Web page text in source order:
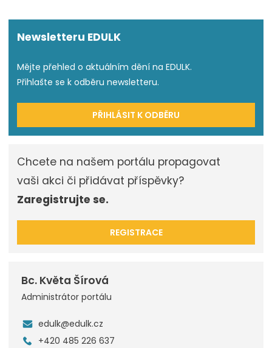
Newsletteru EDULK
Mějte přehled o aktuálním dění na EDULK.
Přihlašte se k odběru newsletteru.
PŘIHLÁSIT K ODBĚRU
Chcete na našem portálu propagovat
vaši akci či přidávat příspěvky?
Zaregistrujte se.
REGISTRACE
Bc. Květa Šírová
Administrátor portálu
edulk@edulk.cz
+420 485 226 637